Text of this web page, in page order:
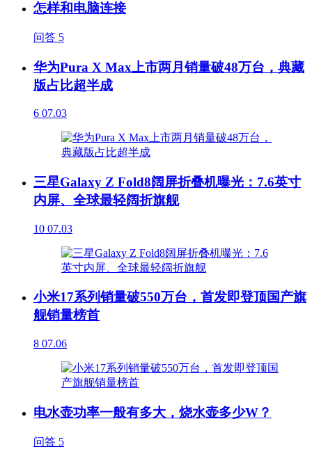
怎样和电脑连接
问答 5
华为Pura X Max上市两月销量破48万台，典藏
版占比超半成
6 07.03
三星Galaxy Z Fold8阔屏折叠机曝光：7.6英寸
内屏、全球最轻阔折旗舰
10 07.03
小米17系列销量破550万台，首发即登顶国产旗
舰销量榜首
8 07.06
电水壶功率一般有多大，烧水壶多少W？
问答 5